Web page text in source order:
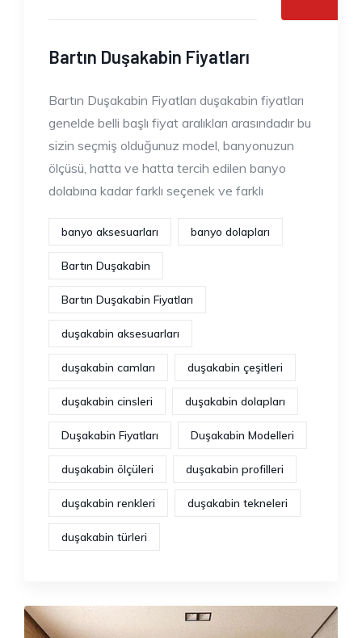
Bartın Duşakabin Fiyatları
Bartın Duşakabin Fiyatları duşakabin fiyatları
genelde belli başlı fiyat aralıkları arasındadır bu
sizin seçmiş olduğunuz model, banyonuzun
ölçüsü, hatta ve hatta tercih edilen banyo
dolabına kadar farklı seçenek ve farklı
banyo aksesuarları banyo dolapları
Bartın Duşakabin
Bartın Duşakabin Fiyatları
duşakabin aksesuarları
duşakabin camları duşakabin çeşitleri
duşakabin cinsleri duşakabin dolapları
Duşakabin Fiyatları Duşakabin Modelleri
duşakabin ölçüleri duşakabin profilleri
duşakabin renkleri duşakabin tekneleri
duşakabin türleri